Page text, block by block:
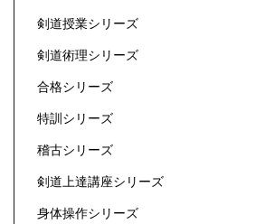
剣道授業シリーズ
剣道術理シリーズ
合格シリーズ
特訓シリーズ
稽古シリーズ
剣道上達講座シリーズ
身体操作シリーズ